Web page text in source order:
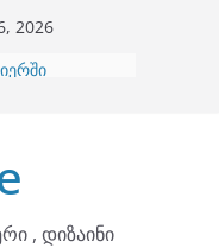
2026
, დიზაინი